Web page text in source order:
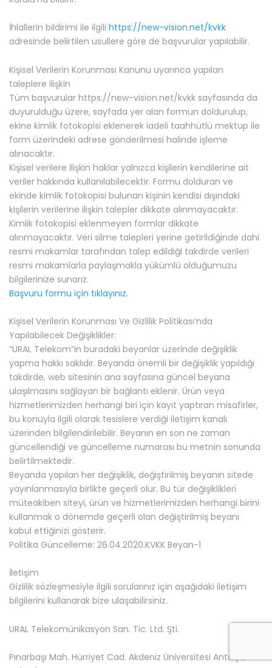
İhlallerin bildirimi ile ilgili https://new-vision.net/kvkk
adresinde belirtilen usullere göre de başvurular yapılabilir.
Kişisel Verilerin Korunması Kanunu uyarınca yapılan
taleplere ilişkin
Tüm başvurular https://new-vision.net/kvkk sayfasında da
duyurulduğu üzere, sayfada yer alan formun doldurulup,
ekine kimlik fotokopisi eklenerek iadeli taahhütlü mektup ile
form üzerindeki adrese gönderilmesi halinde işleme
alınacaktır.
Kişisel verilere ilişkin haklar yalnızca kişilerin kendilerine ait
veriler hakkında kullanılabilecektir. Formu dolduran ve
ekinde kimlik fotokopisi bulunan kişinin kendisi dışındaki
kişilerin verilerine ilişkin talepler dikkate alınmayacaktır.
Kimlik fotokopisi eklenmeyen formlar dikkate
alınmayacaktır. Veri silme talepleri yerine getirildiğinde dahi
resmi makamlar tarafından talep edildiği takdirde verileri
resmi makamlarla paylaşmakla yükümlü olduğumuzu
bilgilerinize sunarız.
Başvuru formu için tıklayınız.
Kişisel Verilerin Korunması Ve Gizlilik Politikası’nda
Yapılabilecek Değişiklikler:
“URAL Telekom”in buradaki beyanlar üzerinde değişiklik
yapma hakkı saklıdır. Beyanda önemli bir değişiklik yapıldığı
takdirde, web sitesinin ana sayfasına güncel beyana
ulaşılmasını sağlayan bir bağlantı eklenir. Ürün veya
hizmetlerimizden herhangi biri için kayıt yaptıran misafirler,
bu konuyla ilgili olarak tesislere verdiği iletişim kanalı
üzerinden bilgilendirilebilir. Beyanın en son ne zaman
güncellendiği ve güncelleme numarası bu metnin sonunda
belirtilmektedir.
Beyanda yapılan her değişiklik, değiştirilmiş beyanın sitede
yayınlanmasıyla birlikte geçerli olur. Bu tür değişiklikleri
müteakiben siteyi, ürün ve hizmetlerimizden herhangi birini
kullanmak o dönemde geçerli olan değiştirilmiş beyanı
kabul ettiğinizi gösterir.
Politika Güncelleme: 26.04.2020.KVKK Beyan-1
İletişim
Gizlilik sözleşmesiyle ilgili sorularınız için aşağıdaki iletişim
bilgilerini kullanarak bize ulaşabilirsiniz.
URAL Telekomünikasyon San. Tic. Ltd. Şti.
Pınarbaşı Mah. Hürriyet Cad. Akdeniz Üniversitesi Antalya